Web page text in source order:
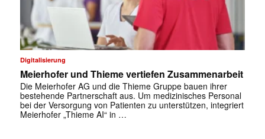
Digitalisierung
Meierhofer und Thieme vertiefen Zusammenarbeit
Die Meierhofer AG und die Thieme Gruppe bauen ihrer
bestehende Partnerschaft aus. Um medizinisches Personal
bei der Versorgung von Patienten zu unterstützen, integriert
Meierhofer „Thieme AI“ in …